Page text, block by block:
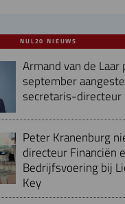
NUL20 NIEUWS
Armand van de Laar
september
secretaris-directeur
Peter Kranenburg
directeur Financiën
Bedrijfsvoering bij
Key